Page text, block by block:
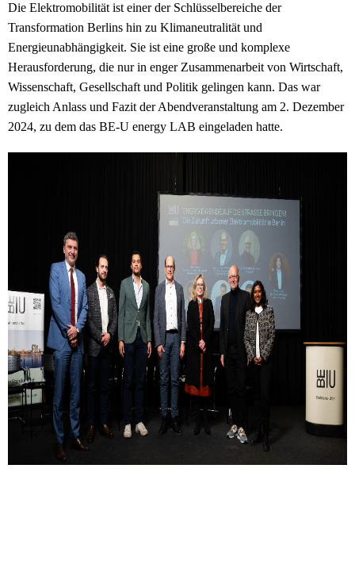
Die Elektromobilität ist einer der Schlüsselbereiche der
Transformation Berlins hin zu Klimaneutralität und
Energieunabhängigkeit. Sie ist eine große und komplexe
Herausforderung, die nur in enger Zusammenarbeit von Wirtschaft,
Wissenschaft, Gesellschaft und Politik gelingen kann. Das war
zugleich Anlass und Fazit der Abendveranstaltung am 2. Dezember
2024, zu dem das BE-U energy LAB eingeladen hatte.